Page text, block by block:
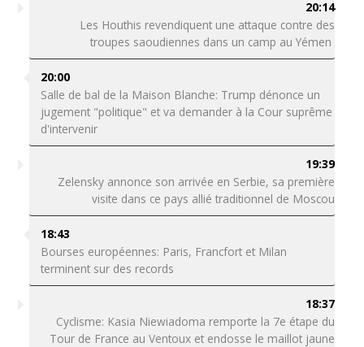
20:14
Les Houthis revendiquent une attaque contre des
troupes saoudiennes dans un camp au Yémen
20:00
Salle de bal de la Maison Blanche: Trump dénonce un
jugement "politique" et va demander à la Cour suprême
d'intervenir
19:39
Zelensky annonce son arrivée en Serbie, sa première
visite dans ce pays allié traditionnel de Moscou
18:43
Bourses européennes: Paris, Francfort et Milan
terminent sur des records
18:37
Cyclisme: Kasia Niewiadoma remporte la 7e étape du
Tour de France au Ventoux et endosse le maillot jaune